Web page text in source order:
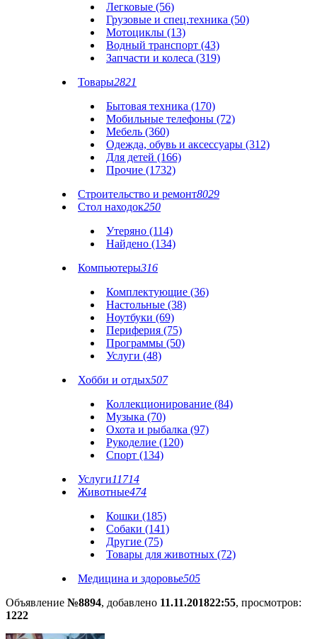
Легковые (56)
Грузовые и спец.техника (50)
Мотоциклы (13)
Водный транспорт (43)
Запчасти и колеса (319)
Товары2821
Бытовая техника (170)
Мобильные телефоны (72)
Мебель (360)
Одежда, обувь и аксессуары (312)
Для детей (166)
Прочие (1732)
Строительство и ремонт8029
Стол находок250
Утеряно (114)
Найдено (134)
Компьютеры316
Комплектующие (36)
Настольные (38)
Ноутбуки (69)
Периферия (75)
Программы (50)
Услуги (48)
Хобби и отдых507
Коллекционирование (84)
Музыка (70)
Охота и рыбалка (97)
Рукоделие (120)
Спорт (134)
Услуги11714
Животные474
Кошки (185)
Собаки (141)
Другие (75)
Товары для животных (72)
Медицина и здоровье505
Объявление №8894, добавлено 11.11.201822:55, просмотров:
1222